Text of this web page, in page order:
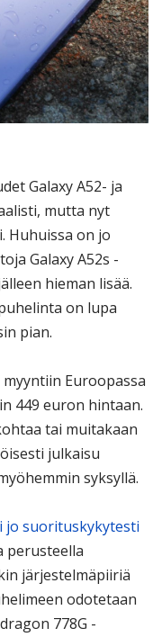
Galaxy A52- ja
mutta nyt
Huhuissa on jo
Galaxy A52s -
hieman lisää.
on lupa
pian.
Euroopassa
449 euron hintaan.
tai muitakaan
julkaisu
syksyllä.
jo suorituskykytesti
perusteella
järjestelmäpiiriä
odotetaan
778G -